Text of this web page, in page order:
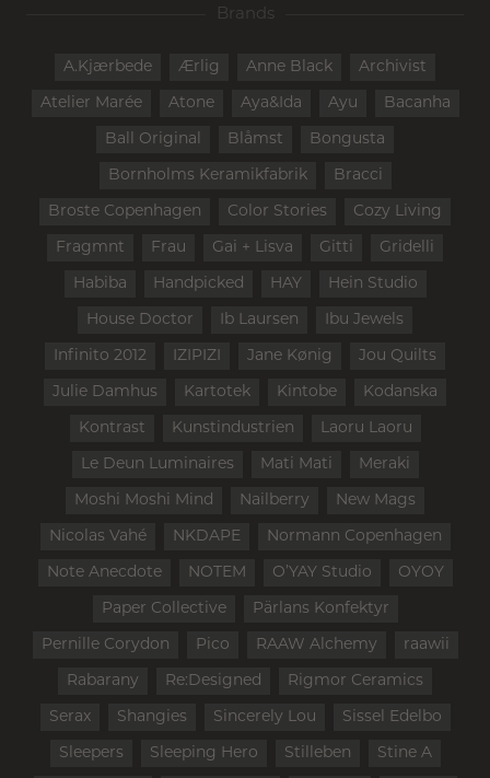
Brands
A.Kjærbede Ærlig Anne Black Archivist
Atelier Marée Atone Aya&Ida Ayu Bacanha
Ball Original Blåmst Bongusta
Bornholms Keramikfabrik Bracci
Broste Copenhagen Color Stories Cozy Living
Fragmnt Frau Gai + Lisva Gitti Gridelli
Habiba Handpicked HAY Hein Studio
House Doctor Ib Laursen Ibu Jewels
Infinito 2012 IZIPIZI Jane Kønig Jou Quilts
Julie Damhus Kartotek Kintobe Kodanska
Kontrast Kunstindustrien Laoru Laoru
Le Deun Luminaires Mati Mati Meraki
Moshi Moshi Mind Nailberry New Mags
Nicolas Vahé NKDAPE Normann Copenhagen
Note Anecdote NOTEM O’YAY Studio OYOY
Paper Collective Pärlans Konfektyr
Pernille Corydon Pico RAAW Alchemy raawii
Rabarany Re:Designed Rigmor Ceramics
Serax Shangies Sincerely Lou Sissel Edelbo
Sleepers Sleeping Hero Stilleben Stine A